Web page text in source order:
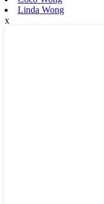
Linda Wong
x